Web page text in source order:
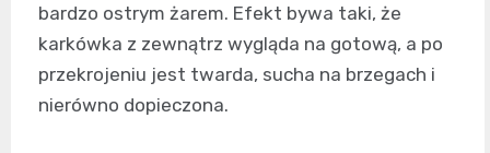
bardzo ostrym żarem. Efekt bywa taki, że
karkówka z zewnątrz wygląda na gotową, a po
przekrojeniu jest twarda, sucha na brzegach i
nierówno dopieczona.